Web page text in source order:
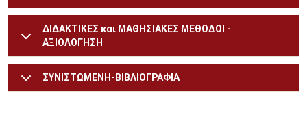
ΔΙΔΑΚΤΙΚΕΣ και ΜΑΘΗΣΙΑΚΕΣ ΜΕΘΟΔΟΙ -
ΑΞΙΟΛΟΓΗΣΗ
ΣΥΝΙΣΤΩΜΕΝΗ-ΒΙΒΛΙΟΓΡΑΦΙΑ